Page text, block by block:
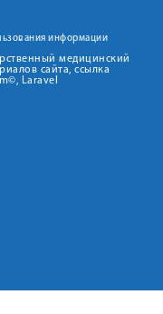
информации
медицинский
сайта, ссылка
Laravel